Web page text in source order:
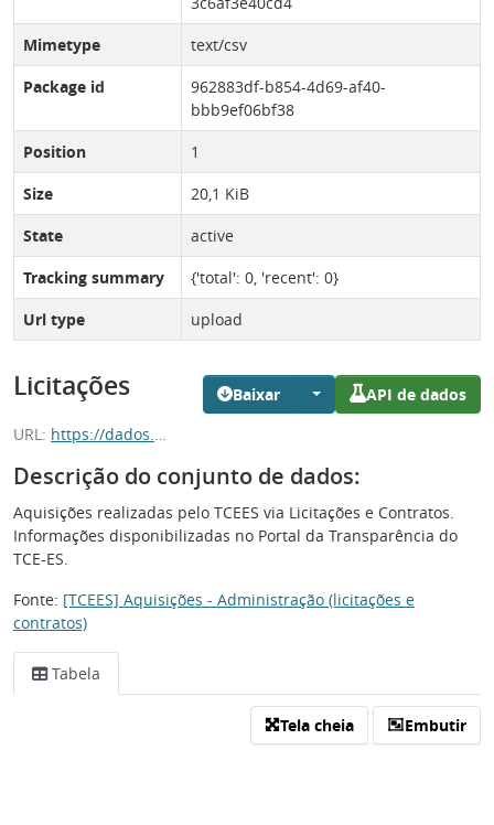
Baixar API de dados
Licitações
URL: https://dados.es.gov.br/dataset/962883df-b854-4d69-af40-bbb9ef06bf38/resource/e9541bc2-d5f5-4012-a98e-3c6af3e40cd4/download/licitacoes.csv
Descrição do conjunto de dados:
Aquisições realizadas pelo TCEES via Licitações e Contratos.
Informações disponibilizadas no Portal da Transparência do
TCE-ES.
Fonte: [TCEES] Aquisições - Administração (licitações e
contratos)
Tabela
Tela cheia Embutir
Mimetype
text/csv
Package id
962883df-b854-4d69-af40-
bbb9ef06bf38
Position
1
Size
20,1 KiB
State
active
Tracking summary
{'total': 0, 'recent': 0}
Url type
upload